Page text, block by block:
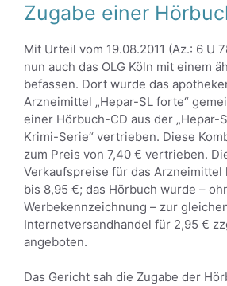
Zugabe einer
Mit Urteil vom 19.08.2011 (Az.: 6 U
nun auch das OLG Köln mit einem
befassen. Dort wurde das
Arzneimittel „Hepar-SL forte“
einer Hörbuch-CD aus der „Hepar-
Krimi-Serie“ vertrieben. Diese
zum Preis von 7,40 € vertrieben.
Verkaufspreise für das Arzneimittel
bis 8,95 €; das Hörbuch wurde –
Werbekennzeichnung – zur
Internetversandhandel für 2,95 €
angeboten.
Das Gericht sah die Zugabe der